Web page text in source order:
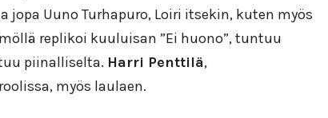
Uuno Turhapuro, Loiri itsekin, kuten myös
replikoi kuuluisan ”Ei huono”, tuntuu
piinalliselta. Harri Penttilä,
myös laulaen.